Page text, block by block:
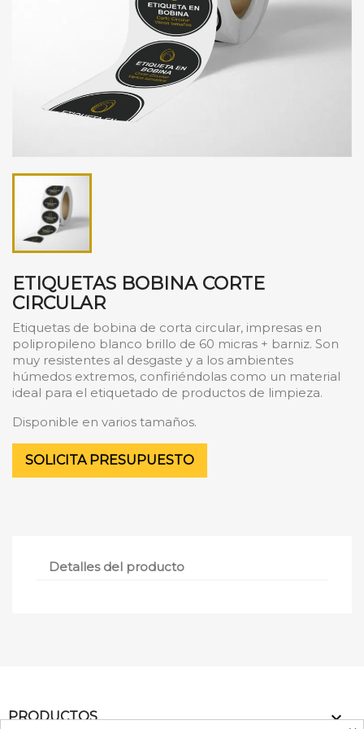
ETIQUETAS BOBINA CORTE
CIRCULAR
Etiquetas de bobina de corta circular, impresas en
polipropileno blanco brillo de 60 micras + barniz. Son
muy resistentes al desgaste y a los ambientes
húmedos extremos, confiriéndolas como un material
ideal para el etiquetado de productos de limpieza.
Disponible en varios tamaños.
SOLICITA PRESUPUESTO
Detalles del producto
PRODUCTOS 